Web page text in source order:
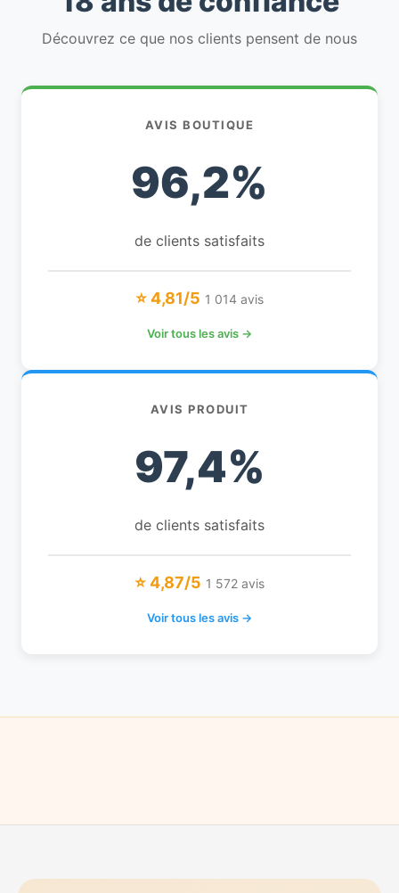
Découvrez ce que nos clients pensent de nous
AVIS BOUTIQUE
96,2%
de clients satisfaits
⭐ 4,81/5 1 014 avis
Voir tous les avis →
AVIS PRODUIT
97,4%
de clients satisfaits
⭐ 4,87/5 1 572 avis
Voir tous les avis →